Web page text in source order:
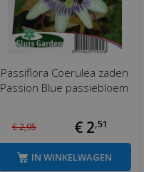
Passiflora Coerulea zaden
Passion Blue passiebloem
€2,95 € 2,51
IN WINKELWAGEN